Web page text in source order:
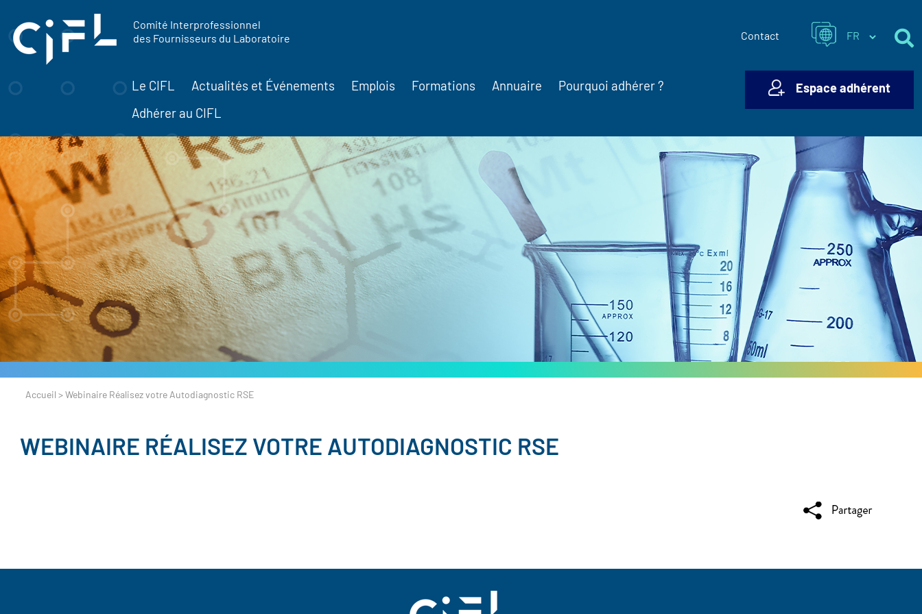
Comité Interprofessionnel
des Fournisseurs du Laboratoire
Contact
Le CIFL Actualités et Événements Emplois Formations Annuaire Pourquoi adhérer ?
Adhérer au CIFL
Espace adhérent
Accueil > Webinaire Réalisez votre Autodiagnostic RSE
WEBINAIRE RÉALISEZ VOTRE AUTODIAGNOSTIC RSE